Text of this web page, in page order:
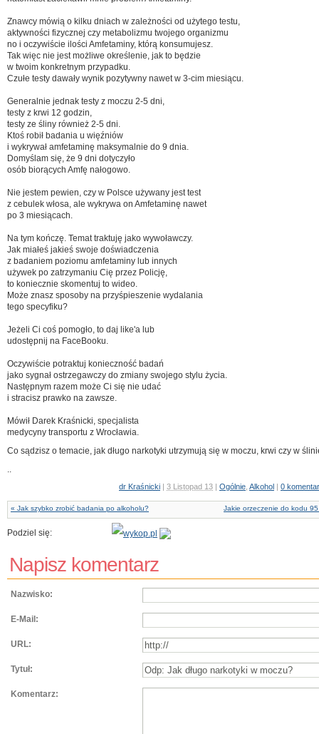
Znawcy mówią o kilku dniach w zależności od użytego testu,
aktywności fizycznej czy metabolizmu twojego organizmu
no i oczywiście ilości Amfetaminy, którą konsumujesz.
Tak więc nie jest możliwe określenie, jak to będzie
w twoim konkretnym przypadku.
Czułe testy dawały wynik pozytywny nawet w 3-cim miesiącu.
Generalnie jednak testy z moczu 2-5 dni,
testy z krwi 12 godzin,
testy ze śliny również 2-5 dni.
Ktoś robił badania u więźniów
i wykrywał amfetaminę maksymalnie do 9 dnia.
Domyślam się, że 9 dni dotyczyło
osób biorących Amfę nałogowo.
Nie jestem pewien, czy w Polsce używany jest test
z cebulek włosa, ale wykrywa on Amfetaminę nawet
po 3 miesiącach.
Na tym kończę. Temat traktuję jako wywoławczy.
Jak miałeś jakieś swoje doświadczenia
z badaniem poziomu amfetaminy lub innych
używek po zatrzymaniu Cię przez Policję,
to koniecznie skomentuj to wideo.
Może znasz sposoby na przyśpieszenie wydalania
tego specyfiku?
Jeżeli Ci coś pomogło, to daj like'a lub
udostępnij na FaceBooku.
Oczywiście potraktuj konieczność badań
jako sygnał ostrzegawczy do zmiany swojego stylu życia.
Następnym razem może Ci się nie udać
i stracisz prawko na zawsze.
Mówił Darek Kraśnicki, specjalista
medycyny transportu z Wrocławia.
Co sądzisz o temacie, jak długo narkotyki utrzymują się w moczu, krwi czy w
..
dr Kraśnicki 3 Listopad 13 Ogólnie, Alkohol 0
« Jak szybko zrobić badania po alkoholu? Jakie orzeczenie do kodu
Podziel się:
Napisz komentarz
Nazwisko:
E-Mail:
URL:
Tytuł:
Komentarz: